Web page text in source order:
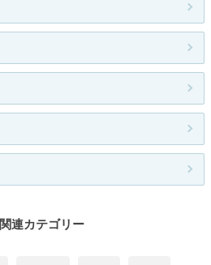
関連カテゴリー